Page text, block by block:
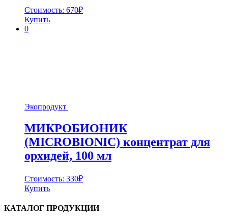
Стоимость: 670₽
Купить
0
Экопродукт
МИКРОБИОНИК
(MICROBIONIC) концентрат для
орхидей, 100 мл
Стоимость: 330₽
Купить
КАТАЛОГ ПРОДУКЦИИ